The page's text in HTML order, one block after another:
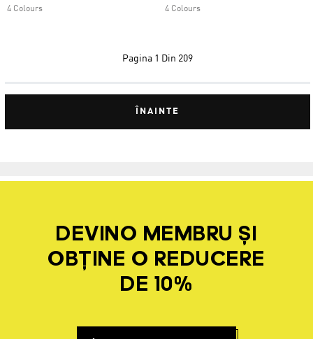
4 Colours 4 Colours
Pagina 1 Din 209
ÎNAINTE
DEVINO MEMBRU ȘI
OBȚINE O REDUCERE
DE 10%